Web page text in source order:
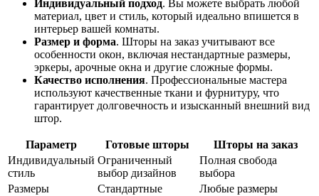
Индивидуальный подход. Вы можете выбрать любой
материал, цвет и стиль, который идеально впишется в
интерьер вашей комнаты.
Размер и форма. Шторы на заказ учитывают все
особенности окон, включая нестандартные размеры,
эркеры, арочные окна и другие сложные формы.
Качество исполнения. Профессиональные мастера
используют качественные ткани и фурнитуру, что
гарантирует долговечность и изысканный внешний вид
штор.
Параметр Готовые шторы
Шторы на заказ
Индивидуальный
стиль
Ограниченный
выбор дизайнов
Полная свобода
выбора
Размеры
Стандартные
Любые размеры